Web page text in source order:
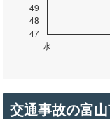
交通事故の富